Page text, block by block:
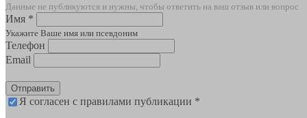
Данные не публикуются и нужны, чтобы ответить на ваш отзыв или вопрос
Имя *
Укажите Ваше имя или псевдоним
Телефон
Email
Отправить
Я согласен с правилами публикации *